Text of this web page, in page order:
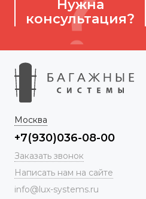
Нужна
консультация?
Москва
+7(930)036-08-00
Заказать звонок
Написать нам на сайте
info@lux-systems.ru